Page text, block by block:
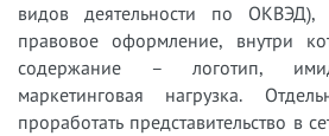
видов деятельности по ОКВЭД),
правовое оформление, внутри
содержание – логотип,
маркетинговая нагрузка.
проработать представительство в